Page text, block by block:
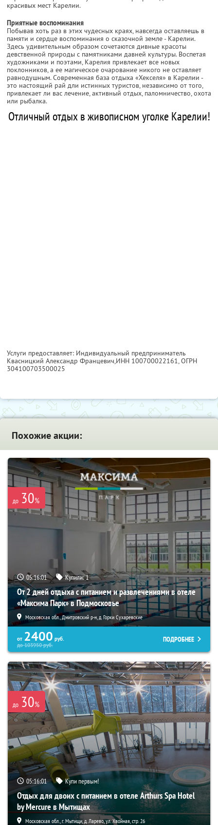
красивых мест Карелии.
Приятные воспоминания
Побывав хоть раз в этих чудесных краях, навсегда оставляешь в
памяти и сердце воспоминания о сказочной земле - Карелии.
Здесь удивительным образом сочетаются дивные красоты
девственной природы с памятниками давней культуры. Воспетая
художниками и поэтами, Карелия привлекает все новых
поклонников, а ее магическое очарование никого не оставляет
равнодушным. Современная база отдыха «Хекселя» в Карелии -
это настоящий рай дли истинных туристов, независимо от того,
привлекает ли вас лечение, активный отдых, паломничество, охота
или рыбалка.
Отличный отдых в живописном уголке Карелии!
Услуги предоставляет: Индивидуальный предприниматель
Квасницкий Александр Францевич,ИНН 100700022161, ОГРН
304100703500025
Похожие акции:
до 30%
05:15:59 Купили:1
От 2 дней отдыха с питанием и развлечениями в отеле
«Максима Парк» в Подмосковье
Московская обл., Дмитровский р-н, д. Горки Сухаревские
от 2400 руб.
до103950руб.
ПОДРОБНЕЕ
до 30%
05:15:59 Купи первым!
Отдых для двоих с питанием в отеле Arthurs Spa Hotel
by Mercure в Мытищах
Московская обл., г. Мытищи, д. Ларево, ул. Хвойная, стр. 26